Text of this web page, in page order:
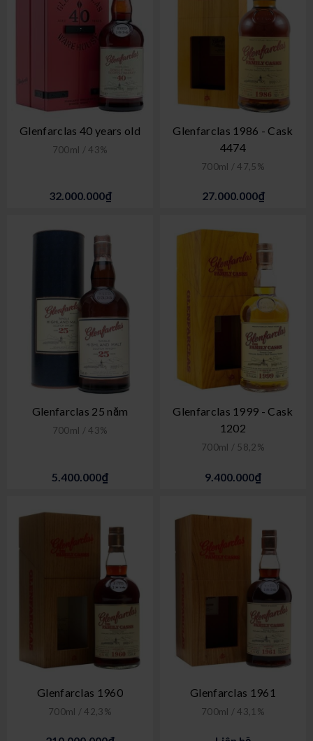
Glenfarclas 40 years old
700ml / 43%
32.000.000₫
Glenfarclas 1986 - Cask
4474
700ml / 47,5%
27.000.000₫
Glenfarclas 25 năm
700ml / 43%
5.400.000₫
Glenfarclas 1999 - Cask
1202
700ml / 58,2%
9.400.000₫
Glenfarclas 1960
700ml / 42,3%
Glenfarclas 1961
700ml / 43,1%